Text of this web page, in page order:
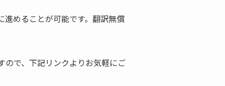
めることが可能です。翻訳無償
ので、下記リンクよりお気軽にご